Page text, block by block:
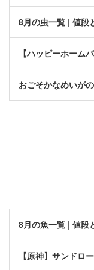
8月の虫一覧 | 値段
【ハッピーホーム
おごそかなめいが
8月の魚一覧 | 値段
【原神】サンドロ